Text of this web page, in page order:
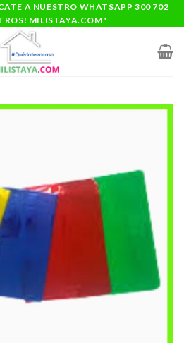
A NUESTRO WHATSAPP 300 702
MILISTAYA.COM"